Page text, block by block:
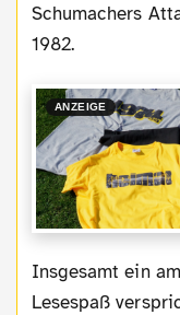
Schumachers
1982.
ANZEIGE
Insgesamt ein amüsantes Buch, das kurzweiligen
Lesespaß